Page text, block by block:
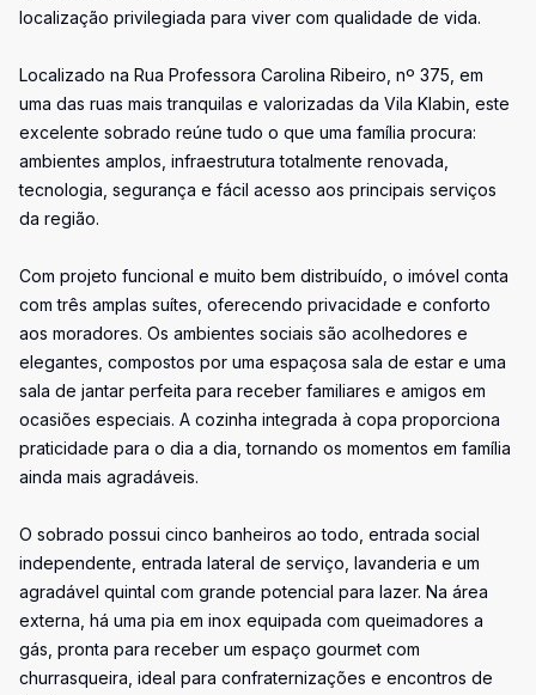
localização privilegiada para viver com qualidade de vida.
Localizado na Rua Professora Carolina Ribeiro, nº 375, em
uma das ruas mais tranquilas e valorizadas da Vila Klabin, este
excelente sobrado reúne tudo o que uma família procura:
ambientes amplos, infraestrutura totalmente renovada,
tecnologia, segurança e fácil acesso aos principais serviços
da região.
Com projeto funcional e muito bem distribuído, o imóvel conta
com três amplas suítes, oferecendo privacidade e conforto
aos moradores. Os ambientes sociais são acolhedores e
elegantes, compostos por uma espaçosa sala de estar e uma
sala de jantar perfeita para receber familiares e amigos em
ocasiões especiais. A cozinha integrada à copa proporciona
praticidade para o dia a dia, tornando os momentos em família
ainda mais agradáveis.
O sobrado possui cinco banheiros ao todo, entrada social
independente, entrada lateral de serviço, lavanderia e um
agradável quintal com grande potencial para lazer. Na área
externa, há uma pia em inox equipada com queimadores a
gás, pronta para receber um espaço gourmet com
churrasqueira, ideal para confraternizações e encontros de